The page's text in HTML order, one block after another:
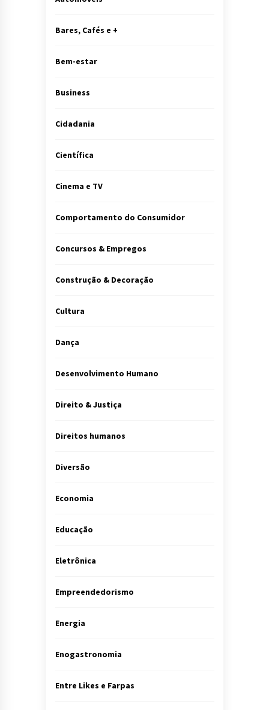
Bares, Cafés e +
Bem-estar
Business
Cidadania
Científica
Cinema e TV
Comportamento do Consumidor
Concursos & Empregos
Construção & Decoração
Cultura
Dança
Desenvolvimento Humano
Direito & Justiça
Direitos humanos
Diversão
Economia
Educação
Eletrônica
Empreendedorismo
Energia
Enogastronomia
Entre Likes e Farpas